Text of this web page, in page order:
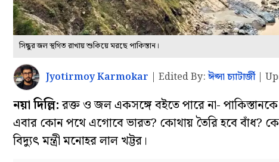
সিন্ধুর জল স্থগিত রাখায় শুকিয়ে মরছে পাকিস্তান।
Jyotirmoy Karmokar | Edited By:ঈপ্সা চ্যাটার্জী|
নয়া দিল্লি:রক্ত ও জল একসঙ্গে বইতে পারে না-
এবার কোন পথে এগোবে ভারত? কোথায় তৈরি হবে বাঁধ?
বিদ্যুৎ মন্ত্রী মনোহর লাল খট্টর।